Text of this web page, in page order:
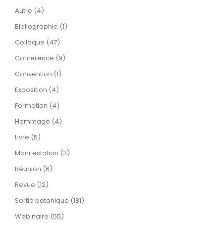
Autre (4)
Bibliographie (1)
Colloque (47)
Conférence (9)
Convention (1)
Exposition (4)
Formation (4)
Hommage (4)
Livre (5)
Manifestation (3)
Réunion (6)
Revue (12)
Sortie botanique (181)
Webinaire (55)